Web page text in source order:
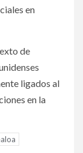
en
de
ligados al
en la